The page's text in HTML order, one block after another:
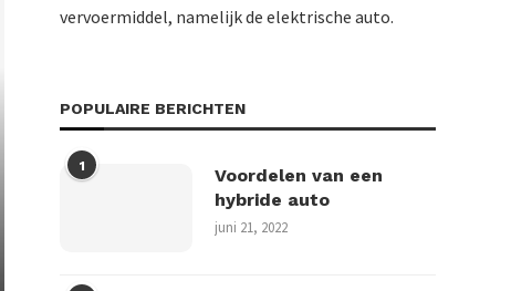
vervoermiddel, namelijk de elektrische auto.
POPULAIRE BERICHTEN
1
Voordelen van een
hybride auto
juni 21, 2022